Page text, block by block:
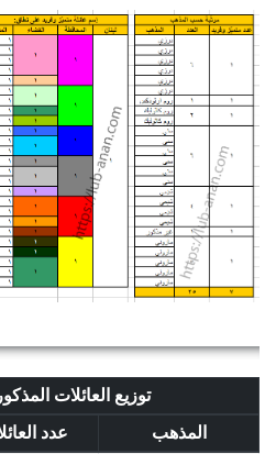
توزيع العائلات
المذهب
عدد